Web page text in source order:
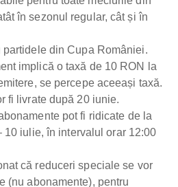
în sezonul regular, cât și în
din Cupa României.
implică o taxă de 10 RON la
se percepe aceeași taxă.
fi livrate după 20 iunie.
pot fi ridicate de la
10 iulie, în intervalul orar 12:00
că reduceri speciale se vor
(nu abonamente), pentru